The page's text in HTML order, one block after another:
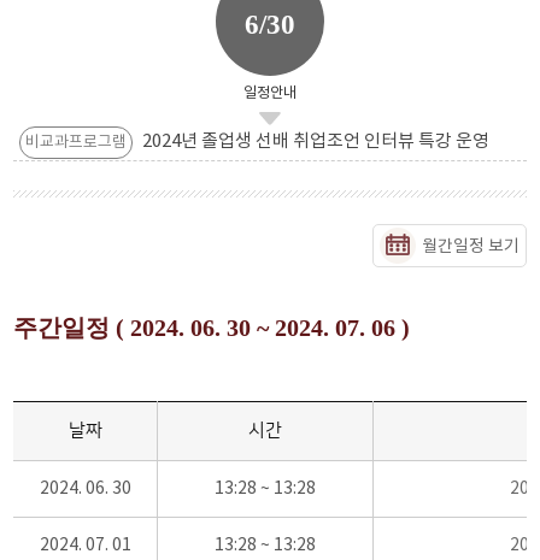
6/30
일정안내
비교과프로그램 2024년 졸업생 선배 취업조언 인터뷰 특강 운영
월간일정 보기
주간일정 ( 2024. 06. 30 ~ 2024. 07. 06 )
날짜 시간
2024. 06. 30 13:28 ~ 13:28
2024. 07. 01 13:28 ~ 13:28